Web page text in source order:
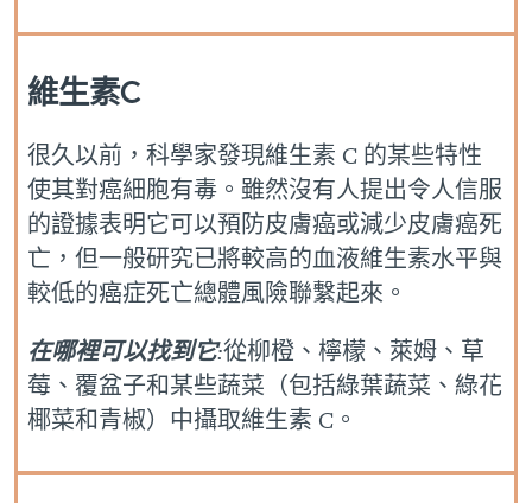
維生素C
很久以前，科學家發現維生素 C 的某些特性
使其對癌細胞有毒。雖然沒有人提出令人信服
的證據表明它可以預防皮膚癌或減少皮膚癌死
亡，但一般研究已將較高的血液維生素水平與
較低的癌症死亡總體風險聯繫起來。
在哪裡可以找到它:從柳橙、檸檬、萊姆、草
莓、覆盆子和某些蔬菜（包括綠葉蔬菜、綠花
椰菜和青椒）中攝取維生素 C。